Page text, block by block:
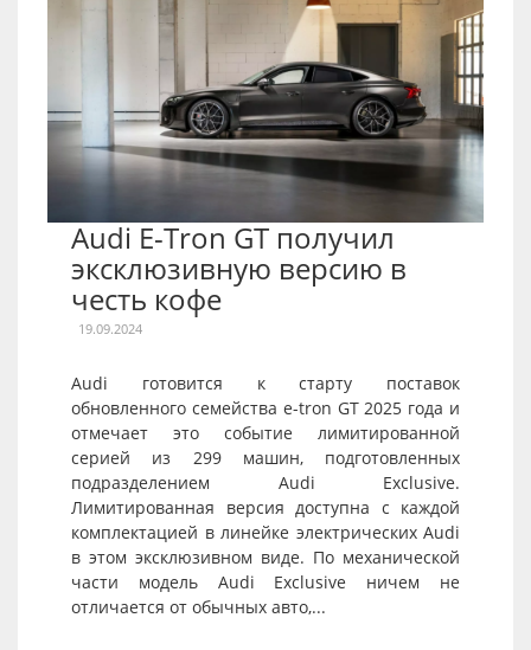
Audi E-Tron GT получил
эксклюзивную версию в
честь кофе
19.09.2024
Audi готовится к старту поставок
обновленного семейства e-tron GT 2025 года и
отмечает это событие лимитированной
серией из 299 машин, подготовленных
подразделением Audi Exclusive.
Лимитированная версия доступна с каждой
комплектацией в линейке электрических Audi
в этом эксклюзивном виде. По механической
части модель Audi Exclusive ничем не
отличается от обычных авто,...